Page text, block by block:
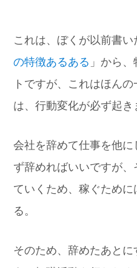
これは、ぼくが以前書い
の特徴あるある 」から
トですが、これはほん
は、行動変化が必ず起き
会社を辞めて仕事を他
ず辞めればいいですが
ていくため、稼ぐため
る。
そのため、辞めたあと